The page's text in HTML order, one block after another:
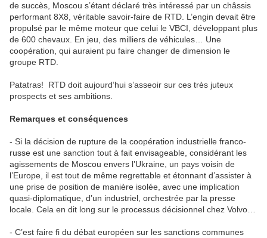
de succès, Moscou s’étant déclaré très intéressé par un châssis
performant 8X8, véritable savoir-faire de RTD. L’engin devait être
propulsé par le même moteur que celui le VBCI, développant plus
de 600 chevaux. En jeu, des milliers de véhicules… Une
coopération, qui auraient pu faire changer de dimension le
groupe RTD.
Patatras! RTD doit aujourd’hui s’asseoir sur ces très juteux
prospects et ses ambitions.
Remarques et conséquences
- Si la décision de rupture de la coopération industrielle franco-
russe est une sanction tout à fait envisageable, considérant les
agissements de Moscou envers l’Ukraine, un pays voisin de
l’Europe, il est tout de même regrettable et étonnant d’assister à
une prise de position de manière isolée, avec une implication
quasi-diplomatique, d’un industriel, orchestrée par la presse
locale. Cela en dit long sur le processus décisionnel chez Volvo…
- C’est faire fi du débat européen sur les sanctions communes